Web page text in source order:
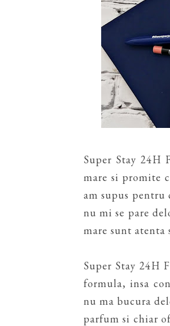
Super Stay 24H
mare si promite
am supus pentru
nu mi se pare
mare sunt atenta
Super Stay 24H
formula, insa
nu ma bucura
parfum si chiar